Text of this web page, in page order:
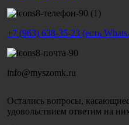
+7 (963) 638-35-23 (есть
info@myszomk.ru
Остались вопросы,
удовольствием ответим на